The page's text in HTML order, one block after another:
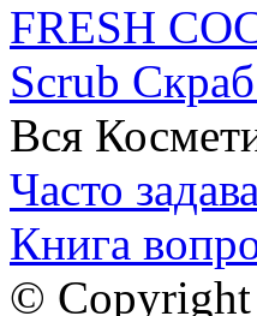
FRESH
Scrub
Вся
Часто
Книга
©